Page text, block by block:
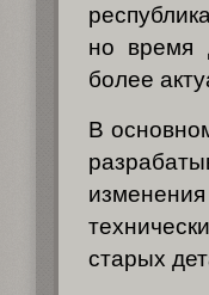
но время
более
В
старых